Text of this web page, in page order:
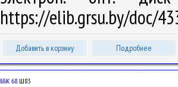
https://elib.grsu.by/doc/
Добавить в корзину Подробнее
ББК 68.Ш83